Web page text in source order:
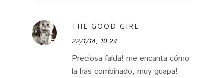
THE GOOD GIRL
22/1/14, 10:24
Preciosa falda! me encanta cómo
la has combinado, muy guapa!